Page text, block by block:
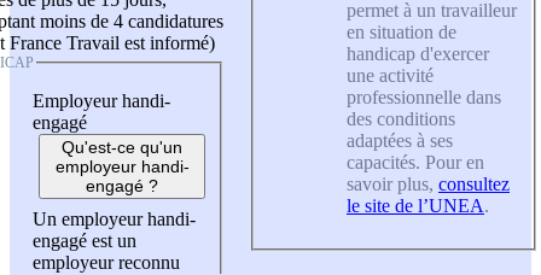
moins de 4 candidatures
France Travail est informé)
Employeur handi-
engagé
Qu'est-ce qu'un
employeur handi-
engagé ?
Un employeur handi-
engagé est un
employeur reconnu
permet à un travailleur
en situation de
handicap d'exercer
une activité
professionnelle dans
des conditions
adaptées à ses
capacités. Pour en
savoir plus, consultez
le site de l’UNEA.